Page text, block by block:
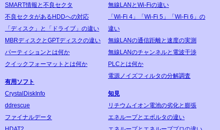
SMART情報と不良セクタ
不良セクタがあるHDDへの対応
「ディスク」と「ドライブ」の違い
MBRディスクとGPTディスクの違い
パーティションとは何か
クイックフォーマットとは何か
有用ソフト
CrystalDiskInfo
ddrescue
ファイナルデータ
無線LANとWi-Fiの違い
「Wi-Fi 4」「Wi-Fi 5」「Wi-Fi 6」の
違い
無線LANの通信距離と速度の実測
無線LANのチャンネルと電波干渉
PLCとは何か
電源ノイズフィルタの分解調査
知見
リチウムイオン電池の劣化と膨張
エネループとエボルタの違い